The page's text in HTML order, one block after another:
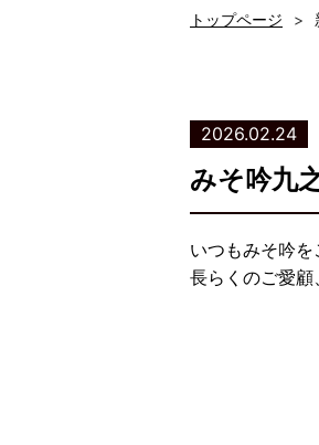
トップページ
2026.02.24
みそ吟九
いつもみそ吟
長らくのご愛顧